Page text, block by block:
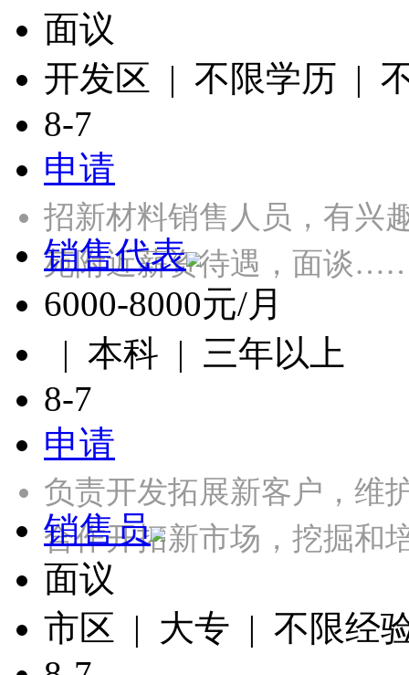
面议
开发区 | 不限学历 |
8-7
申请
招新材料销售人员，有兴
苑附近薪资待遇，面谈
销售代表
6000-8000元/月
| 本科 | 三年以上
8-7
申请
负责开发拓展新客户，维
合作开拓新市场，挖掘
销售员
面议
市区 | 大专 | 不限经